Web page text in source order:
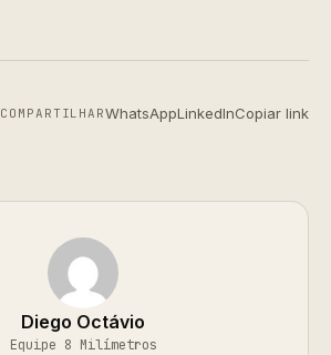
COMPARTILHARWhatsAppLinkedInCopiar link
Diego Octávio
Equipe 8 Milímetros